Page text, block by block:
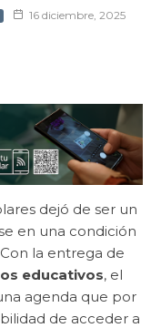
16 diciembre, 2025
dejó de ser un
en una condición
la entrega de
educativos, el
agenda que por
de acceder a